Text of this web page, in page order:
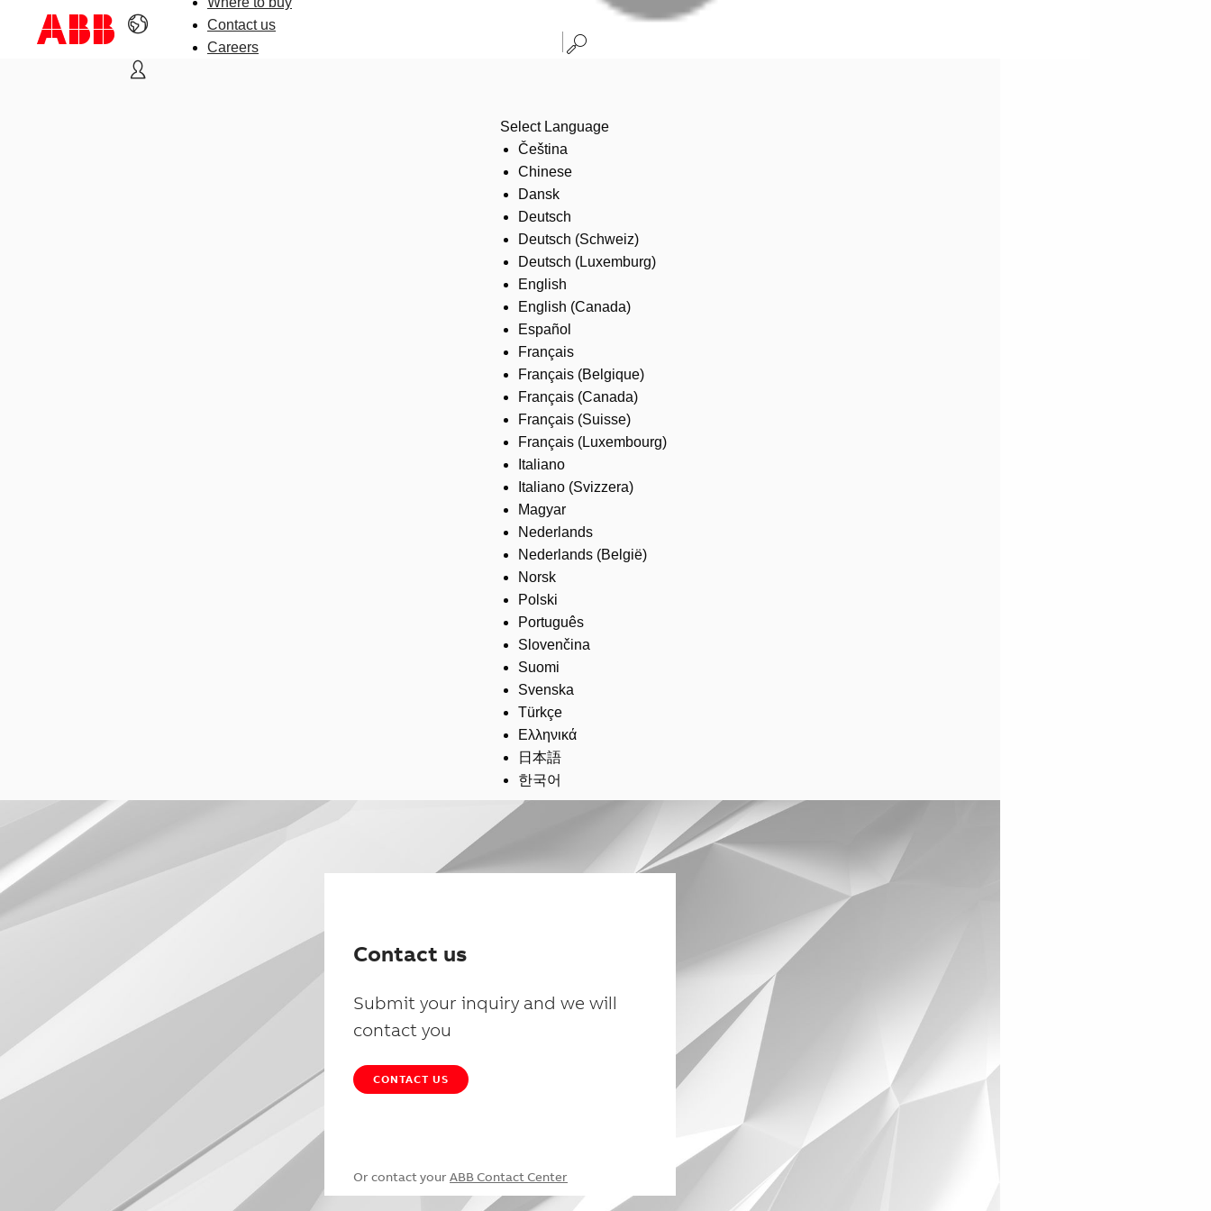
Contact us
Careers
Select Language
Čeština
Chinese
Dansk
Deutsch
Deutsch (Schweiz)
Deutsch (Luxemburg)
English
English (Canada)
Español
Français
Français (Belgique)
Français (Canada)
Français (Suisse)
Français (Luxembourg)
Italiano
Italiano (Svizzera)
Magyar
Nederlands
Nederlands (België)
Norsk
Polski
Português
Slovenčina
Suomi
Svenska
Türkçe
Ελληνικά
日本語
한국어
Contact us
Submit your inquiry and we will
contact you
CONTACT US
Or contact your ABB Contact Center